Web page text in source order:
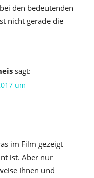
den bedeutenden
nicht gerade die
sagt:
um
im Film gezeigt
ist. Aber nur
Ihnen und